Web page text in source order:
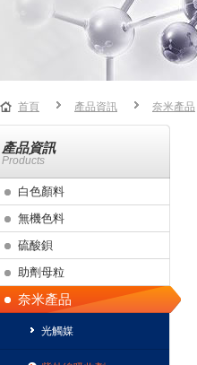
首頁 產品資訊 奈米產品
產品資訊
Products
白色顏料
無機色料
硫酸鋇
助劑母粒
奈米產品
光觸媒